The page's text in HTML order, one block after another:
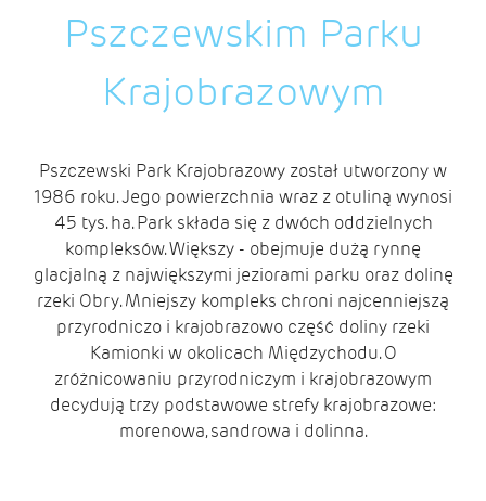
Pszczewskim Parku
Krajobrazowym
Pszczewski Park Krajobrazowy został utworzony w
1986 roku. Jego powierzchnia wraz z otuliną wynosi
45 tys. ha. Park składa się z dwóch oddzielnych
kompleksów. Większy - obejmuje dużą rynnę
glacjalną z największymi jeziorami parku oraz dolinę
rzeki Obry. Mniejszy kompleks chroni najcenniejszą
przyrodniczo i krajobrazowo część doliny rzeki
Kamionki w okolicach Międzychodu. O
zróżnicowaniu przyrodniczym i krajobrazowym
decydują trzy podstawowe strefy krajobrazowe:
morenowa, sandrowa i dolinna.